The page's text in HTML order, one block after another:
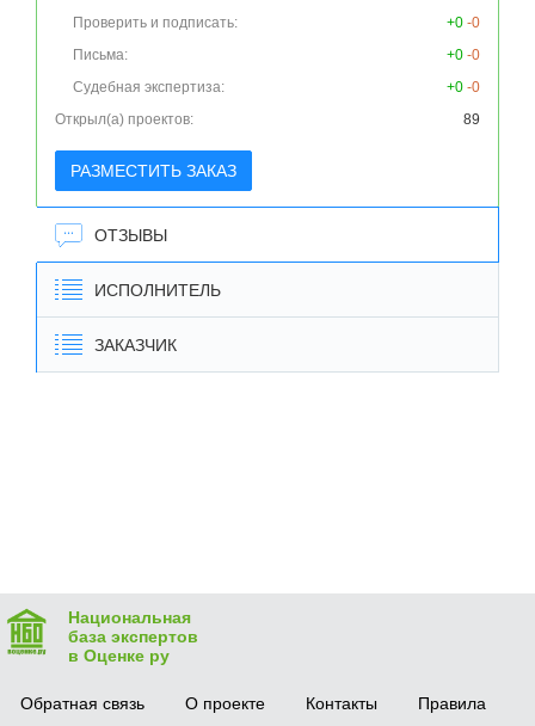
Проверить и подписать:
+0 -0
Письма:
+0 -0
Судебная экспертиза:
+0 -0
Открыл(а) проектов:
89
РАЗМЕСТИТЬ ЗАКАЗ
ОТЗЫВЫ
ИСПОЛНИТЕЛЬ
ЗАКАЗЧИК
Национальная
база экспертов
в Оценке ру
Обратная связь О проекте Контакты Правила